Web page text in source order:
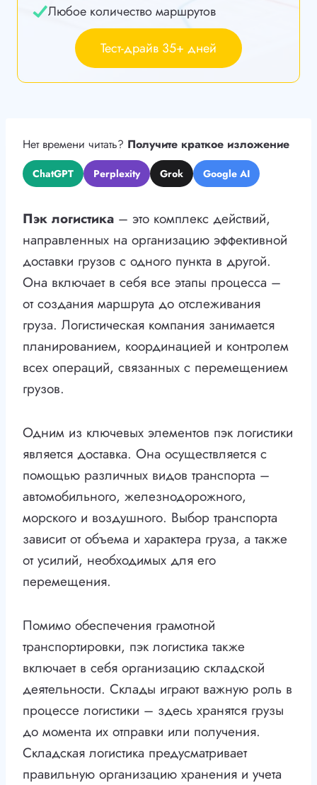
Любое количество маршрутов
Тест-драйв 35+ дней
Нет времени читать? Получите краткое изложение
ChatGPT Perplexity Grok Google AI
Пэк логистика – это комплекс действий,
направленных на организацию эффективной
доставки грузов с одного пункта в другой.
Она включает в себя все этапы процесса –
от создания маршрута до отслеживания
груза. Логистическая компания занимается
планированием, координацией и контролем
всех операций, связанных с перемещением
грузов.
Одним из ключевых элементов пэк логистики
является доставка. Она осуществляется с
помощью различных видов транспорта –
автомобильного, железнодорожного,
морского и воздушного. Выбор транспорта
зависит от объема и характера груза, а также
от усилий, необходимых для его
перемещения.
Помимо обеспечения грамотной
транспортировки, пэк логистика также
включает в себя организацию складской
деятельности. Склады играют важную роль в
процессе логистики – здесь хранятся грузы
до момента их отправки или получения.
Складская логистика предусматривает
правильную организацию хранения и учета